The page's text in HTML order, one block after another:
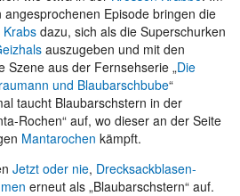
Episode bringen die
Krabs dazu, sich als die Superschurken
auszugeben und mit den
Szene aus der Fernsehserie „Die
und Blaubarschbube“
taucht Blaubarschstern in der
Rochen“ auf, wo dieser an der Seite
Mantarochen kämpft.
Jetzt oder nie, Drecksackblasen-
erneut als „Blaubarschstern“ auf.